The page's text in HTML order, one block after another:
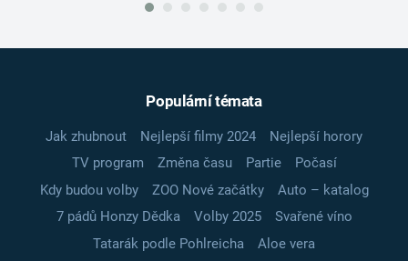
Populární témata
Jak zhubnout Nejlepší filmy 2024
Nejlepší horory
TV program
Změna času Partie
Počasí
Kdy budou volby
ZOO Nové začátky
Auto – katalog
7 pádů Honzy Dědka
Volby 2025
Svařené víno
Tatarák podle Pohlreicha
Aloe vera